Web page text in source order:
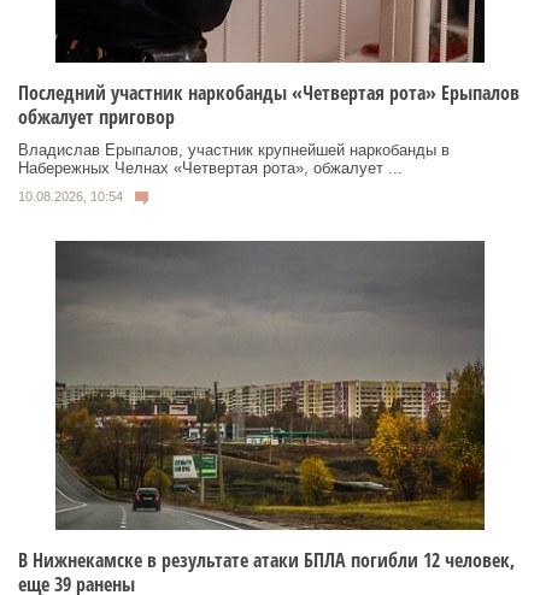
Последний участник наркобанды «Четвертая рота» Ерыпалов
обжалует приговор
Владислав Ерыпалов, участник крупнейшей наркобанды в
Набережных Челнах «Четвертая рота», обжалует ...
10.08.2026, 10:54
В Нижнекамске в результате атаки БПЛА погибли 12 человек,
еще 39 ранены